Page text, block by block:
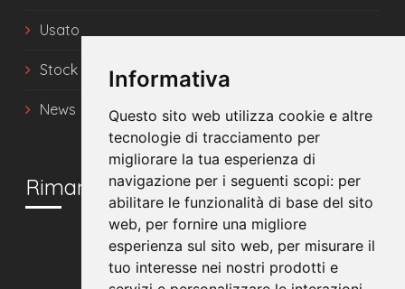
Informativa
Questo sito web utilizza cookie e altre
tecnologie di tracciamento per
migliorare la tua esperienza di
navigazione per i seguenti scopi: per
abilitare le funzionalità di base del sito
web, per fornire una migliore
esperienza sul sito web, per misurare il
tuo interesse nei nostri prodotti e
Usato
Stock
News
Rimani in contatto